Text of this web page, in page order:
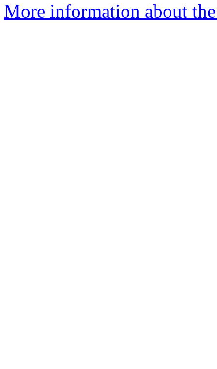
More information about